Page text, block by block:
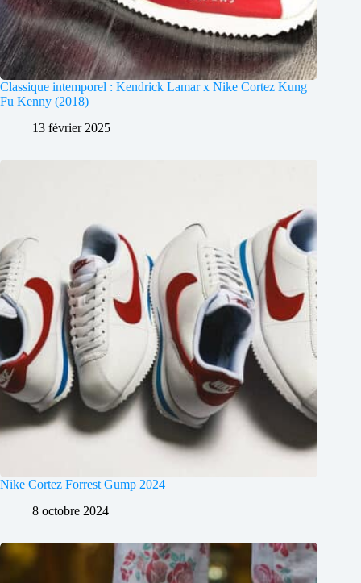
Classique intemporel : Kendrick Lamar x Nike Cortez Kung
Fu Kenny (2018)
13 février 2025
Nike Cortez Forrest Gump 2024
8 octobre 2024